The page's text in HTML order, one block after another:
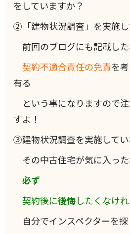
をしていますか？
②「建物状況調査」を実施
前回のブログにも記載し
契約不適合責任の免責を
有る
という事になりますので
すよ！
③建物状況調査を実施して
その中古住宅が気に入っ
必ず
契約後に後悔したくなけ
自分でインスペクターを探